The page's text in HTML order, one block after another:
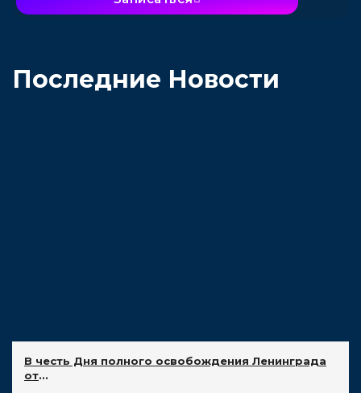
Последние Новости
В честь Дня полного освобождения Ленинграда
от...